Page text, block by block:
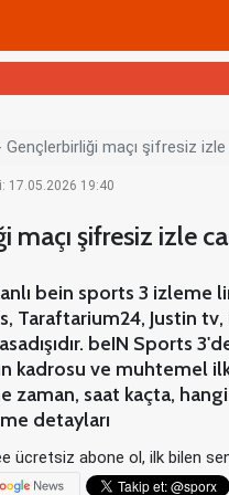
maçı şifresiz
17.05.2026 19:40
şifresiz izle
bein sports 3 izleme
Taraftarium24, Justin
beIN Sports
kadrosu ve muhtemel
zaman, saat kaçta,
detayları
ücretsiz abone ol, ilk bilen